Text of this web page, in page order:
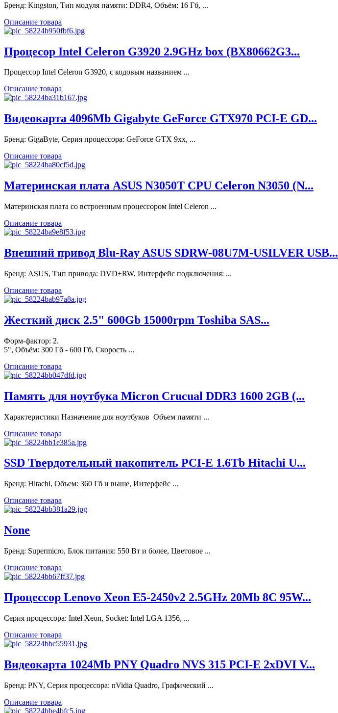
Бренд: Kingston, Тип модуля памяти: DDR4, Объём: 16 Гб, ...
Описание товара
Процесор Intel Celeron G3920 2.9GHz box (BX80662G3...
Процессор Intel Celeron G3920, с кодовым названием ...
Описание товара
Видеокарта 4096Mb Gigabyte GeForce GTX970 PCI-E GD...
Бренд: GigaByte, Серия процессора: GeForce GTX 9xx, ...
Описание товара
Материнская плата ASUS N3050T CPU Celeron N3050 (N...
Материнская плата со встроенным процессором Intel Celeron ...
Описание товара
Внешний привод Blu-Ray ASUS SDRW-08U7M-USILVER USB...
Бренд: ASUS, Тип привода: DVD±RW, Интерфейс подключения: ...
Описание товара
Жесткий диск 2.5" 600Gb 15000rpm Toshiba SAS...
Форм-фактор: 2.
5", Объём: 300 Гб - 600 Гб, Скорость ...
Описание товара
Память для ноутбука Micron Crucual DDR3 1600 2GB (...
Характеристики Назначение для ноутбуков Объем памяти ...
Описание товара
SSD Твердотельный накопитель PCI-E 1.6Tb Hitachi U...
Бренд: Hitachi, Объем: 360 Гб и выше, Интерфейс ...
Описание товара
None
Бренд: Supermicro, Блок питания: 550 Вт и более, Цветовое ...
Описание товара
Процессор Lenovo Xeon E5-2450v2 2.5GHz 20Mb 8C 95W...
Серия процессора: Intel Xeon, Socket: Intel LGA 1356, ...
Описание товара
Видеокарта 1024Mb PNY Quadro NVS 315 PCI-E 2xDVI V...
Бренд: PNY, Серия процессора: nVidia Quadro, Графический ...
Описание товара